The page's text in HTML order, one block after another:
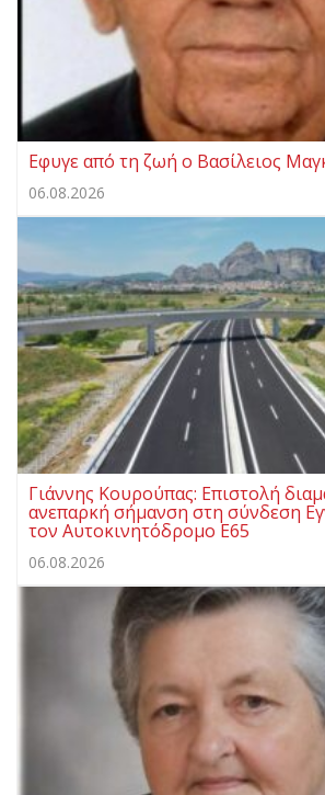
Eφυγε από τη ζωή ο Βασίλειος
06.08.2026
Γιάννης Κουρούπας: Επιστολή
ανεπαρκή σήμανση στη σύνδεση
τον Αυτοκινητόδρομο Ε65
06.08.2026